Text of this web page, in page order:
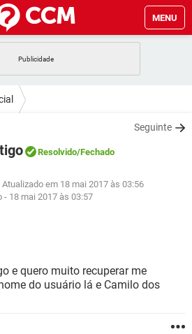
MENU
GMAIL
GMAIL
WHATSAPP
EXCEL
WHATSAPP
EXCEL
Seguinte
Resolvido/Fechado
Atualizado em 18 mai 2017 às 03:56
- 18 mai 2017 às 03:57
e quero muito recuperar me
do usuário lá e Camilo dos